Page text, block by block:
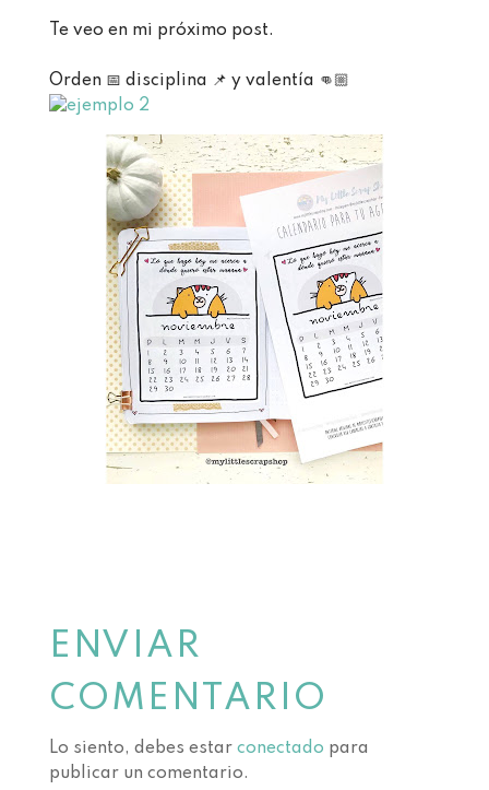
Te veo en mi próximo post.
Orden 📅 disciplina 📌 y valentía 👊🏼 ⁣
ENVIAR
COMENTARIO
Lo siento, debes estar conectado para
publicar un comentario.